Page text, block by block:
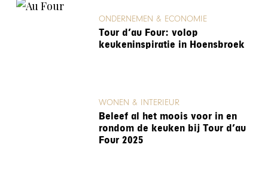
ONDERNEMEN & ECONOMIE
Tour d’au Four: volop
keukeninspiratie in Hoensbroek
WONEN & INTERIEUR
Beleef al het moois voor in en
rondom de keuken bij Tour d’au
Four 2025